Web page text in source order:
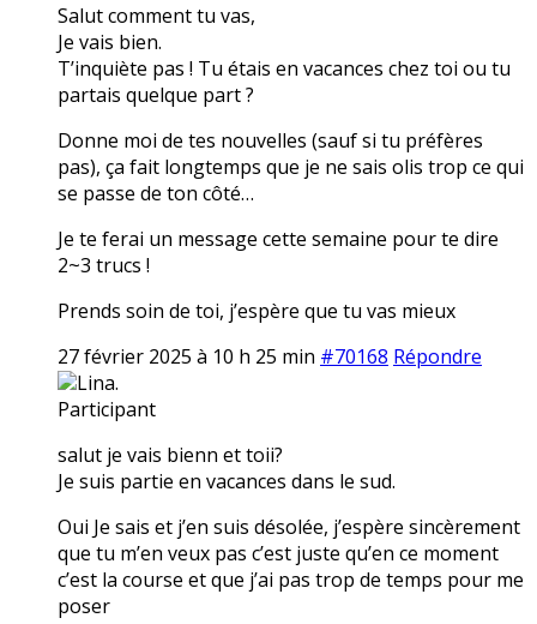
Salut comment tu vas,
Je vais bien.
T’inquiète pas ! Tu étais en vacances chez toi ou tu
partais quelque part ?
Donne moi de tes nouvelles (sauf si tu préfères
pas), ça fait longtemps que je ne sais olis trop ce qui
se passe de ton côté…
Je te ferai un message cette semaine pour te dire
2~3 trucs !
Prends soin de toi, j’espère que tu vas mieux
27 février 2025 à 10 h 25 min #70168 Répondre
Lina.
Participant
salut je vais bienn et toii?
Je suis partie en vacances dans le sud.
Oui Je sais et j’en suis désolée, j’espère sincèrement
que tu m’en veux pas c’est juste qu’en ce moment
c’est la course et que j’ai pas trop de temps pour me
poser